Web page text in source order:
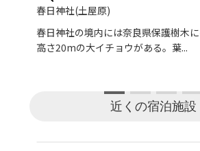
春日神社(土屋原)
春日神社の境内には奈良県保護樹木
高さ20mの大イチョウがある。葉...
近くの宿泊施設